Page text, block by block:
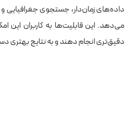
داده‌های زمان‌دار، جستجوی جغرافیایی و
می‌دهد. این قابلیت‌ها به کاربران این
دقیق‌تری انجام دهند و به نتایج بهتری